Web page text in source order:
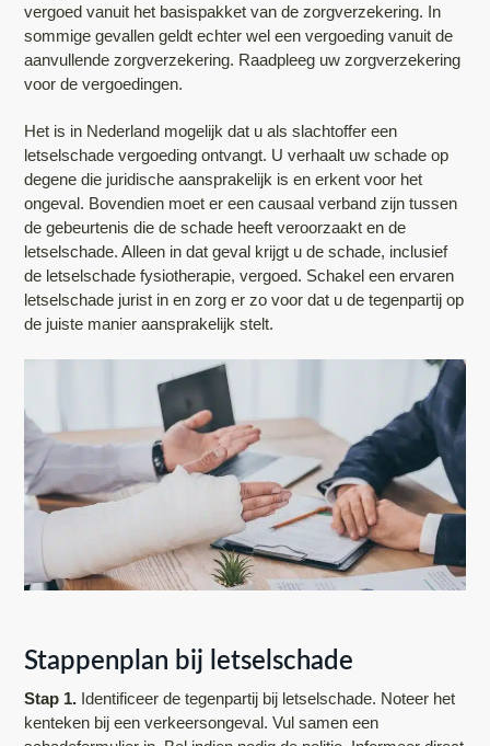
vergoed vanuit het basispakket van de zorgverzekering. In
sommige gevallen geldt echter wel een vergoeding vanuit de
aanvullende zorgverzekering. Raadpleeg uw zorgverzekering
voor de vergoedingen.
Het is in Nederland mogelijk dat u als slachtoffer een
letselschade vergoeding ontvangt. U verhaalt uw schade op
degene die juridische aansprakelijk is en erkent voor het
ongeval. Bovendien moet er een causaal verband zijn tussen
de gebeurtenis die de schade heeft veroorzaakt en de
letselschade. Alleen in dat geval krijgt u de schade, inclusief
de letselschade fysiotherapie, vergoed. Schakel een ervaren
letselschade jurist in en zorg er zo voor dat u de tegenpartij op
de juiste manier aansprakelijk stelt.
Stappenplan bij letselschade
Stap 1. Identificeer de tegenpartij bij letselschade. Noteer het
kenteken bij een verkeersongeval. Vul samen een